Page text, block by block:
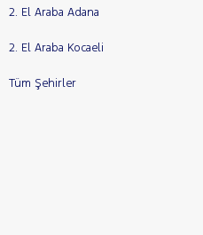
2. El Araba Adana
2. El Araba Kocaeli
Tüm Şehirler